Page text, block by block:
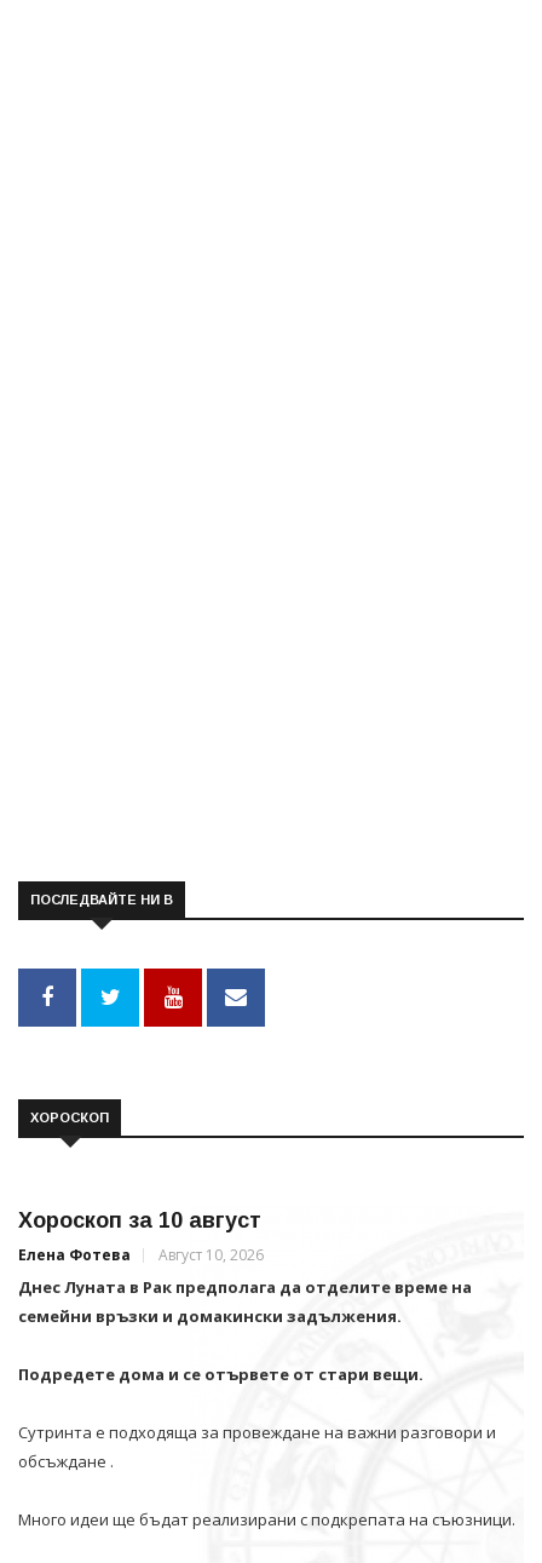
ПОСЛЕДВАЙТЕ НИ В
ХОРОСКОП
Хороскоп за 10 август
Елена Фотева Август 10, 2026
Днес Луната в Рак предполага да отделите време на
семейни връзки и домакински задължения.
Подредете дома и се отървете от стари вещи.
Сутринта е подходяща за провеждане на важни разговори и
обсъждане .
Много идеи ще бъдат реализирани с подкрепата на съюзници.